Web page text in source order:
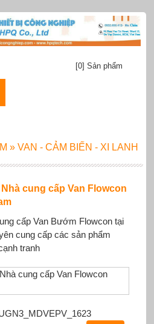
cung cấp Van Flowcon
cấp Van Bướm Flowcon tại
cung cấp các sản phẩm
tranh
» VAN - CẢM BIẾN - XI LANH
[0] Sản phẩm